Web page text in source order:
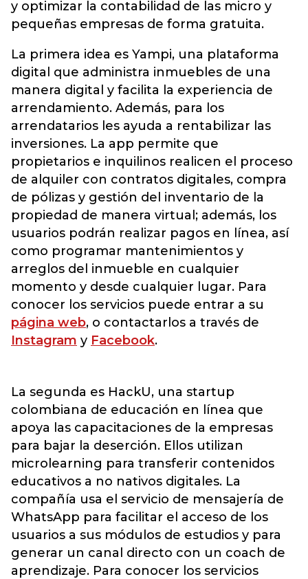
y optimizar la contabilidad de las micro y
pequeñas empresas de forma gratuita.
La primera idea es Yampi, una plataforma
digital que administra inmuebles de una
manera digital y facilita la experiencia de
arrendamiento. Además, para los
arrendatarios les ayuda a rentabilizar las
inversiones. La app permite que
propietarios e inquilinos realicen el proceso
de alquiler con contratos digitales, compra
de pólizas y gestión del inventario de la
propiedad de manera virtual; además, los
usuarios podrán realizar pagos en línea, así
como programar mantenimientos y
arreglos del inmueble en cualquier
momento y desde cualquier lugar. Para
conocer los servicios puede entrar a su
página web, o contactarlos a través de
Instagram y Facebook.
La segunda es HackU, una startup
colombiana de educación en línea que
apoya las capacitaciones de la empresas
para bajar la deserción. Ellos utilizan
microlearning para transferir contenidos
educativos a no nativos digitales. La
compañía usa el servicio de mensajería de
WhatsApp para facilitar el acceso de los
usuarios a sus módulos de estudios y para
generar un canal directo con un coach de
aprendizaje. Para conocer los servicios